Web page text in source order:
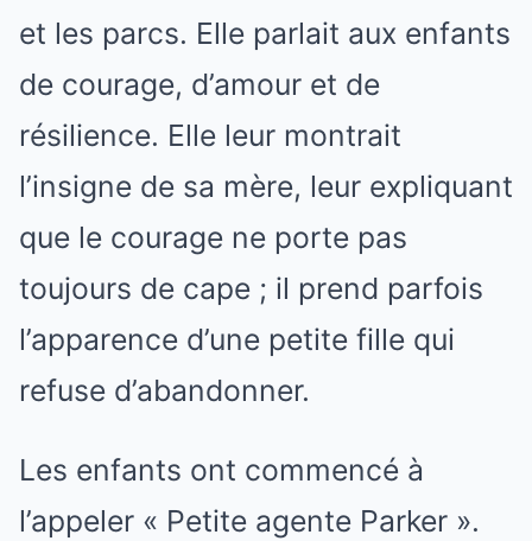
et les parcs. Elle parlait aux enfants
de courage, d’amour et de
résilience. Elle leur montrait
l’insigne de sa mère, leur expliquant
que le courage ne porte pas
toujours de cape ; il prend parfois
l’apparence d’une petite fille qui
refuse d’abandonner.
Les enfants ont commencé à
l’appeler « Petite agente Parker ».